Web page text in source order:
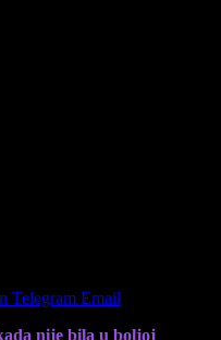
Telegram Email
nije bila u boljoj